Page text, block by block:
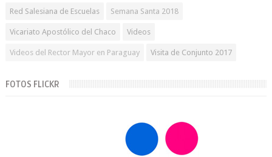
Red Salesiana de Escuelas Semana Santa 2018
Vicariato Apostólico del Chaco Videos
Videos del Rector Mayor en Paraguay Visita de Conjunto 2017
FOTOS FLICKR